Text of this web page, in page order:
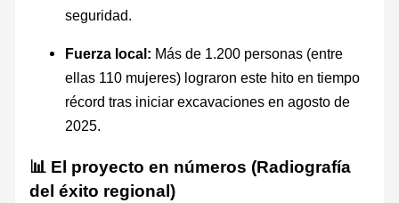
seguridad.
Fuerza local: Más de 1.200 personas (entre
ellas 110 mujeres) lograron este hito en tiempo
récord tras iniciar excavaciones en agosto de
2025.
📊 El proyecto en números (Radiografía
del éxito regional)